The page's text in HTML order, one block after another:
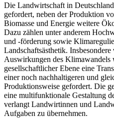
Die Landwirtschaft in
gefordert, neben der Produktion
Biomasse und Energie weitere
Dazu zählen unter anderem
und -förderung sowie
Landschaftsästhetik.
Auswirkungen des Klimawandels
gesellschaftlicher Ebene eine
einer noch nachhaltigeren und
Produktionsweise gefordert. Die
eine multifunktionale Gestaltung
verlangt Landwirtinnen und
Aufgaben zu übernehmen.